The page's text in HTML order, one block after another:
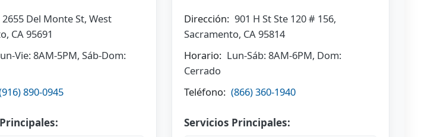
2655 Del Monte St, West
CA 95691
Vie: 8AM-5PM, Sáb-Dom:
890-0945
Dirección: 901 H St Ste 120 # 156,
Sacramento, CA 95814
Horario: Lun-Sáb: 8AM-6PM, Dom:
Cerrado
Teléfono: (866) 360-1940
Servicios Principales: